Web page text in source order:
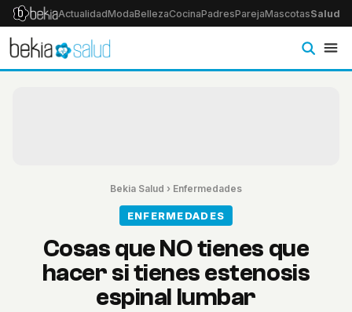
ActualidadModaBellezaCocinaPadresParejaMascotasSalud
Bekia Salud › Enfermedades
ENFERMEDADES
Cosas que NO tienes que
hacer si tienes estenosis
espinal lumbar